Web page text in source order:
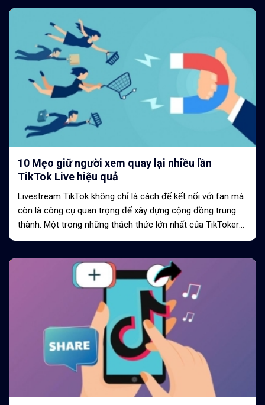
10 Mẹo giữ người xem quay lại nhiều lần
TikTok Live hiệu quả
Livestream TikTok không chỉ là cách để kết nối với fan mà
còn là công cụ quan trọng để xây dựng cộng đồng trung
thành. Một trong những thách thức lớn nhất của TikToker
là giữ người xem quay lại...